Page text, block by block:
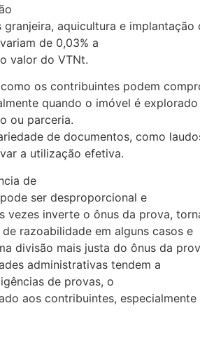
granjeira, aquicultura e implantação
variam de 0,03% a
valor do VTNt.
como os contribuintes podem
quando o imóvel é explorado
ou parceria.
de documentos, como
a utilização efetiva.
de
pode ser desproporcional e
vezes inverte o ônus da prova,
razoabilidade em alguns casos e
divisão mais justa do ônus da
administrativas tendem a
de provas, o
aos contribuintes, especialmente